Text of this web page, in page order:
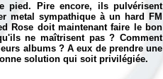
pied. Pire encore, ils pulvérisent
metal sympathique à un hard FM
Rose doit maintenant faire le bon
ne maîtrisent pas ? Comment
albums ? A eux de prendre une
solution qui soit privilégiée.